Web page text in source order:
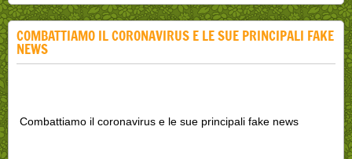
COMBATTIAMO IL CORONAVIRUS E LE SUE PRINCIPALI FAKE
NEWS
Combattiamo il coronavirus e le sue principali fake news